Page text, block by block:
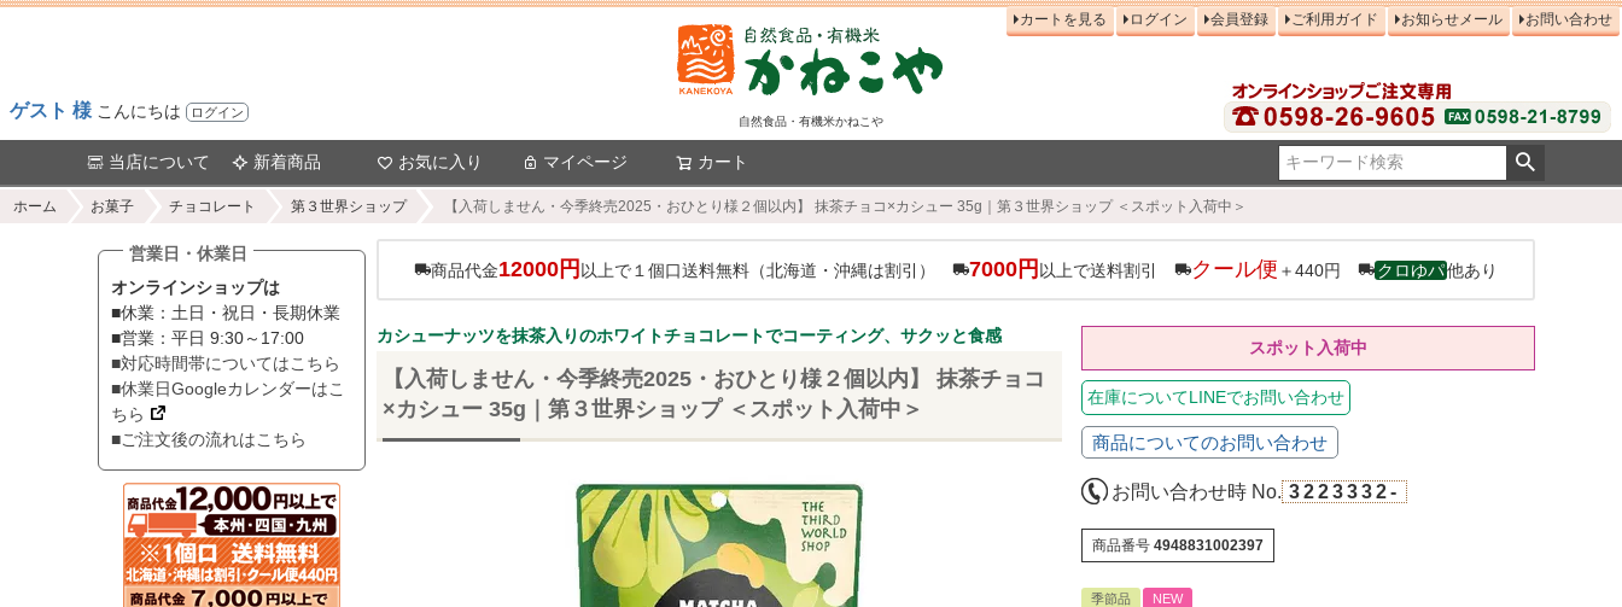
ゲスト 様 こんにちは ログイン
自然食品・有機米かねこや
カートを見る ログイン 会員登録 ご利用ガイド お知らせメール お問い合わせ
当店について 新着商品 お気に入り マイページ カート
ホーム お菓子 チョコレート 第３世界ショップ 【入荷しません・今季終売2025・おひとり様２個以内】 抹茶チョコ×カシュー 35g｜第３世界ショップ ＜スポット入荷中＞
営業日・休業日
オンラインショップは
■休業：土日・祝日・長期休業
■営業：平日 9:30～17:00
■対応時間帯についてはこちら
■休業日Googleカレンダーはこ
ちら
■ご注文後の流れはこちら
商品代金12000円 以上で１個口送料無料（北海道・沖縄は割引） 7000円 以上で送料割引 クール便 ＋440円 クロゆパ他あり
カシューナッツを抹茶入りのホワイトチョコレートでコーティング、サクッと食感
【入荷しません・今季終売2025・おひとり様２個以内】 抹茶チョコ
×カシュー 35g｜第３世界ショップ ＜スポット入荷中＞
スポット入荷中
在庫についてLINEでお問い合わせ
商品についてのお問い合わせ
お問い合わせ時 No. 3223332-
商品番号 4948831002397
季節品 NEW